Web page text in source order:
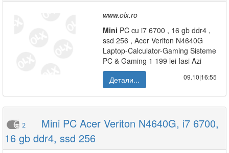
www.olx.ro
Mini PC cu i7 6700 , 16 gb ddr4 ,
ssd 256 , Acer Veriton N4640G
Laptop-Calculator-Gaming Sisteme
PC & Gaming 1 199 lei Iasi Azi
Детали...
09.10|16:55
2
Mini PC Acer Veriton N4640G, i7 6700,
16 gb ddr4, ssd 256